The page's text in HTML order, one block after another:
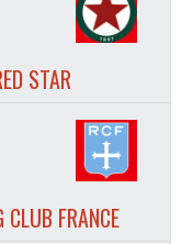
STAR
FRANCE